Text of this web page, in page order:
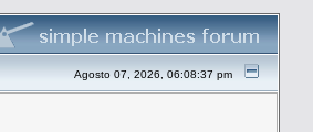
Agosto 07, 2026, 06:08:37 pm